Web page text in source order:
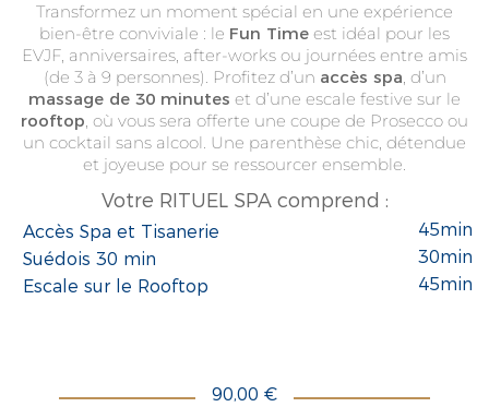
Transformez un moment spécial en une expérience
bien-être conviviale : le Fun Time est idéal pour les
EVJF, anniversaires, after‑works ou journées entre amis
(de 3 à 9 personnes). Profitez d’un accès spa, d’un
massage de 30 minutes et d’une escale festive sur le
rooftop, où vous sera offerte une coupe de Prosecco ou
un cocktail sans alcool. Une parenthèse chic, détendue
et joyeuse pour se ressourcer ensemble.
Votre RITUEL SPA comprend :
Accès Spa et Tisanerie
45min
Suédois 30 min
30min
Escale sur le Rooftop
45min
90,00 €